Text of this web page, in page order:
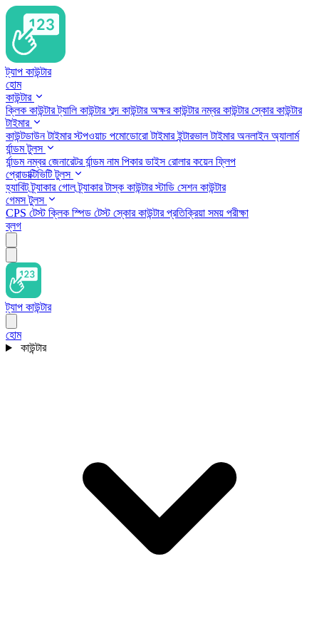
ট্যাপ কাউন্টার
হোম
কাউন্টার
ক্লিক কাউন্টারট্যালি কাউন্টারশব্দ কাউন্টারঅক্ষর কাউন্টারনম্বর কাউন্টারস্কোর কাউন্টার
টাইমার
কাউন্টডাউন টাইমারস্টপওয়াচ পমোডোরো টাইমারইন্টারভাল টাইমারঅনলাইন অ্যালার্ম
র্যান্ডম টুলস
র্যান্ডম নম্বর জেনারেটরর্যান্ডম নাম পিকারডাইস রোলারকয়েন ফ্লিপ
প্রোডাক্টিভিটি টুলস
হ্যাবিট ট্র্যাকারগোল ট্র্যাকারটাস্ক কাউন্টারস্টাডি সেশন কাউন্টার
গেমস টুলস
CPS টেস্টক্লিক স্পিড টেস্টস্কোর কাউন্টারপ্রতিক্রিয়া সময় পরীক্ষা
ব্লগ
ট্যাপ কাউন্টার
হোম
কাউন্টার